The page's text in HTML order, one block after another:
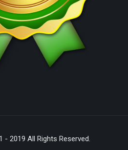
- 2019 All Rights Reserved.